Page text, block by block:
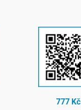
777 Kč